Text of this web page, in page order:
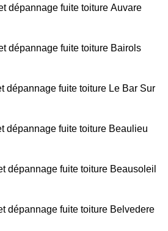
dépannage fuite toiture Auvare
dépannage fuite toiture Bairols
dépannage fuite toiture Le Bar Sur
dépannage fuite toiture Beaulieu
dépannage fuite toiture Beausoleil
dépannage fuite toiture Belvedere